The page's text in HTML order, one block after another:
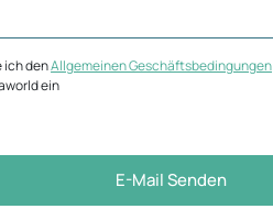
ich denAllgemeinen Geschäftsbedingungen
ein
E-Mail Senden